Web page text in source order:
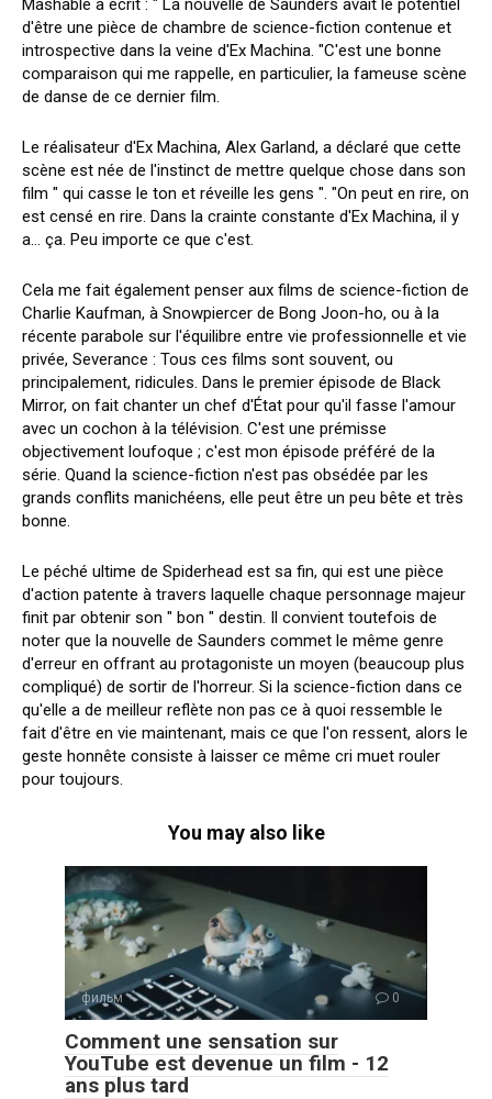
d'être une pièce de chambre de science-fiction contenue et
introspective dans la veine d'Ex Machina. "C'est une bonne
comparaison qui me rappelle, en particulier, la fameuse scène
de danse de ce dernier film.
Le réalisateur d'Ex Machina, Alex Garland, a déclaré que cette
scène est née de l'instinct de mettre quelque chose dans son
film " qui casse le ton et réveille les gens ". "On peut en rire, on
est censé en rire. Dans la crainte constante d'Ex Machina, il y
a... ça. Peu importe ce que c'est.
Cela me fait également penser aux films de science-fiction de
Charlie Kaufman, à Snowpiercer de Bong Joon-ho, ou à la
récente parabole sur l'équilibre entre vie professionnelle et vie
privée, Severance : Tous ces films sont souvent, ou
principalement, ridicules. Dans le premier épisode de Black
Mirror, on fait chanter un chef d'État pour qu'il fasse l'amour
avec un cochon à la télévision. C'est une prémisse
objectivement loufoque ; c'est mon épisode préféré de la
série. Quand la science-fiction n'est pas obsédée par les
grands conflits manichéens, elle peut être un peu bête et très
bonne.
Le péché ultime de Spiderhead est sa fin, qui est une pièce
d'action patente à travers laquelle chaque personnage majeur
finit par obtenir son " bon " destin. Il convient toutefois de
noter que la nouvelle de Saunders commet le même genre
d'erreur en offrant au protagoniste un moyen (beaucoup plus
compliqué) de sortir de l'horreur. Si la science-fiction dans ce
qu'elle a de meilleur reflète non pas ce à quoi ressemble le
fait d'être en vie maintenant, mais ce que l'on ressent, alors le
geste honnête consiste à laisser ce même cri muet rouler
pour toujours.
You may also like
фильм 0
Comment une sensation sur
YouTube est devenue un film - 12
ans plus tard